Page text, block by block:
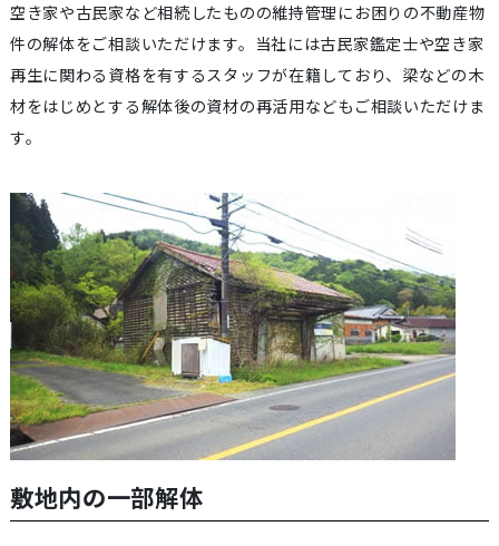
空き家や古民家など相続したものの維持管理にお困りの不動産物
件の解体をご相談いただけます。当社には古民家鑑定士や空き家
再生に関わる資格を有するスタッフが在籍しており、梁などの木
材をはじめとする解体後の資材の再活用などもご相談いただけま
す。
敷地内の一部解体